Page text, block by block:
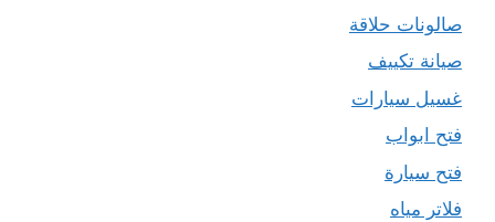
صالونات حلاقة
صيانة تكييف
غسيل سيارات
فتح ابواب
فتح سيارة
فلاتر مياه